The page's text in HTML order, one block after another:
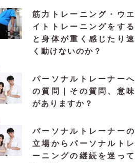
筋力トレーニング・ウエ
イトトレーニングをする
と身体が重く感じたり速
く動けないのか？
パーソナルトレーナーへ
の質問｜その質問、意味
がありますか？
パーソナルトレーナーの
立場からパーソナルトレ
ーニングの継続を迷って